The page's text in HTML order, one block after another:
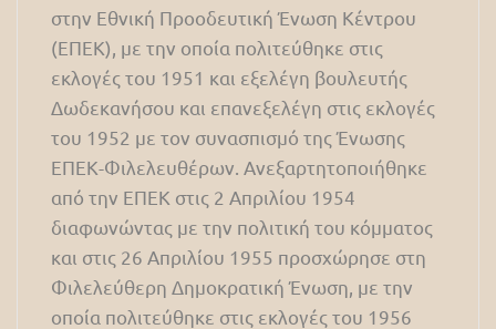
στην Εθνική Προοδευτική Ένωση Κέντρου
(ΕΠΕΚ), με την οποία πολιτεύθηκε στις
εκλογές του 1951 και εξελέγη βουλευτής
Δωδεκανήσου και επανεξελέγη στις εκλογές
του 1952 με τον συνασπισμό της Ένωσης
ΕΠΕΚ-Φιλελευθέρων. Ανεξαρτητοποιήθηκε
από την ΕΠΕΚ στις 2 Απριλίου 1954
διαφωνώντας με την πολιτική του κόμματος
και στις 26 Απριλίου 1955 προσχώρησε στη
Φιλελεύθερη Δημοκρατική Ένωση, με την
οποία πολιτεύθηκε στις εκλογές του 1956